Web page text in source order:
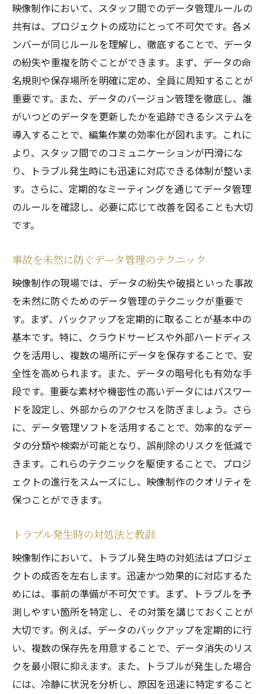
映像制作において、スタッフ間でのデータ管理ルールの
共有は、プロジェクトの成功にとって不可欠です。各メ
ンバーが同じルールを理解し、徹底することで、データ
の紛失や重複を防ぐことができます。まず、データの命
名規則や保存場所を明確に定め、全員に周知することが
重要です。また、データのバージョン管理を徹底し、誰
がいつどのデータを更新したかを追跡できるシステムを
導入することで、編集作業の効率化が図れます。これに
より、スタッフ間でのコミュニケーションが円滑にな
り、トラブル発生時にも迅速に対応できる体制が整いま
す。さらに、定期的なミーティングを通じてデータ管理
のルールを確認し、必要に応じて改善を図ることも大切
です。
事故を未然に防ぐデータ管理のテクニック
映像制作の現場では、データの紛失や破損といった事故
を未然に防ぐためのデータ管理のテクニックが重要で
す。まず、バックアップを定期的に取ることが基本中の
基本です。特に、クラウドサービスや外部ハードディス
クを活用し、複数の場所にデータを保存することで、安
全性を高められます。また、データの暗号化も有効な手
段です。重要な素材や機密性の高いデータにはパスワー
ドを設定し、外部からのアクセスを防ぎましょう。さら
に、データ管理ソフトを活用することで、効率的なデー
タの分類や検索が可能となり、誤削除のリスクを低減で
きます。これらのテクニックを駆使することで、プロジ
ェクトの進行をスムーズにし、映像制作のクオリティを
保つことができます。
トラブル発生時の対処法と教訓
映像制作において、トラブル発生時の対処法はプロジェ
クトの成否を左右します。迅速かつ効果的に対応するた
めには、事前の準備が不可欠です。まず、トラブルを予
測しやすい箇所を特定し、その対策を講じておくことが
大切です。例えば、データのバックアップを定期的に行
い、複数の保存先を用意することで、データ消失のリス
クを最小限に抑えます。また、トラブルが発生した場合
には、冷静に状況を分析し、原因を迅速に特定すること